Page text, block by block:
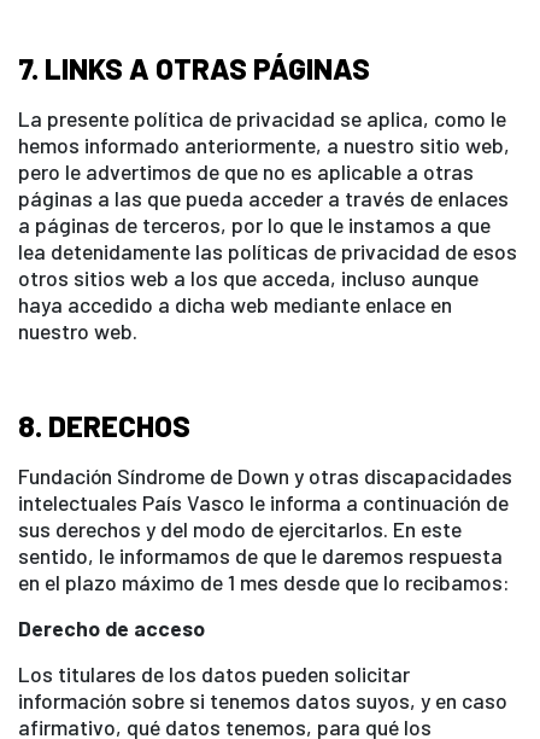
7. LINKS A OTRAS PÁGINAS
La presente política de privacidad se aplica, como le
hemos informado anteriormente, a nuestro sitio web,
pero le advertimos de que no es aplicable a otras
páginas a las que pueda acceder a través de enlaces
a páginas de terceros, por lo que le instamos a que
lea detenidamente las políticas de privacidad de esos
otros sitios web a los que acceda, incluso aunque
haya accedido a dicha web mediante enlace en
nuestro web.
8. DERECHOS
Fundación Síndrome de Down y otras discapacidades
intelectuales País Vasco le informa a continuación de
sus derechos y del modo de ejercitarlos. En este
sentido, le informamos de que le daremos respuesta
en el plazo máximo de 1 mes desde que lo recibamos:
Derecho de acceso
Los titulares de los datos pueden solicitar
información sobre si tenemos datos suyos, y en caso
afirmativo, qué datos tenemos, para qué los